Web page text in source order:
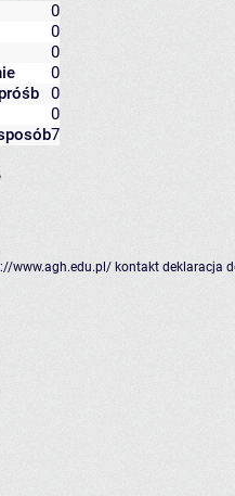
0
0
0
0
0
0
7
www.agh.edu.pl/ kontakt deklaracja